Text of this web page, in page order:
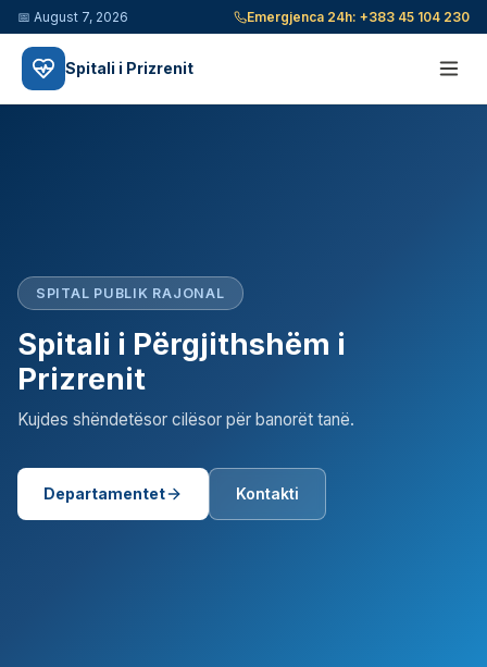
📅 August 7, 2026 Emergjenca 24h: +383 45 104 230
Spitali i Prizrenit
SPITAL PUBLIK RAJONAL
Spitali i Përgjithshëm i
Prizrenit
Kujdes shëndetësor cilësor për banorët tanë.
Departamentet Kontakti